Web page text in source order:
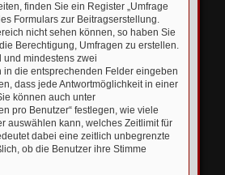
finden Sie ein Register „Umfrage
Formulars zur Beitragserstellung.
nicht sehen können, so haben Sie
Berechtigung, Umfragen zu erstellen.
und mindestens zwei
in die entsprechenden Felder eingeben
dass jede Antwortmöglichkeit in einer
können auch unter
pro Benutzer“ festlegen, wie viele
auswählen kann, welches Zeitlimit für
dabei eine zeitlich unbegrenzte
ob die Benutzer ihre Stimme